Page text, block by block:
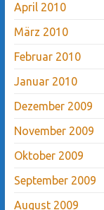
April 2010
März 2010
Februar 2010
Januar 2010
Dezember 2009
November 2009
Oktober 2009
September 2009
August 2009